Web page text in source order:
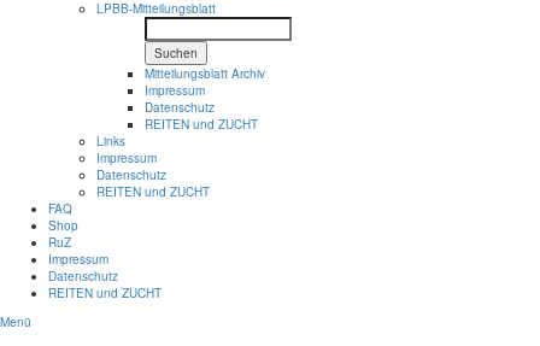
LPBB-Mitteilungsblatt
Suchen
Mitteilungsblatt Archiv
Impressum
Datenschutz
REITEN und ZUCHT
Links
Impressum
Datenschutz
REITEN und ZUCHT
FAQ
Shop
RuZ
Impressum
Datenschutz
REITEN und ZUCHT
Menü